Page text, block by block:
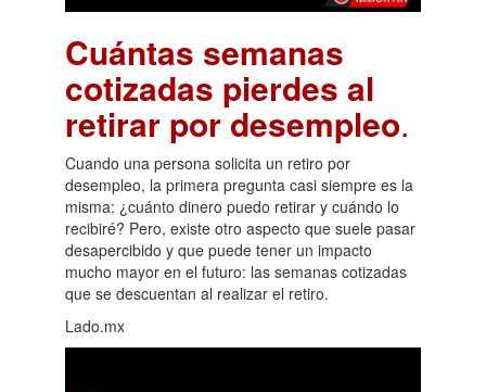
Cuántas semanas
cotizadas pierdes al
retirar por desempleo.
Cuando una persona solicita un retiro por
desempleo, la primera pregunta casi siempre es la
misma: ¿cuánto dinero puedo retirar y cuándo lo
recibiré? Pero, existe otro aspecto que suele pasar
desapercibido y que puede tener un impacto
mucho mayor en el futuro: las semanas cotizadas
que se descuentan al realizar el retiro.
Lado.mx